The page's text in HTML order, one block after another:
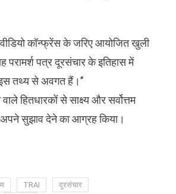
कॉन्फ्रेंस के जरिए आयोजित खुली
परामर्श पत्र दूरसंचार के इतिहास में
तथ्य से अवगत हैं।’’
हितधारकों से साक्ष्य और सर्वोत्तम
सुझाव देने का आग्रह किया।
TRAI
दूरसंचार